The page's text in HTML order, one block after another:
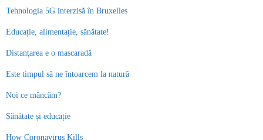
Tehnologia 5G interzisă în Bruxelles
Educație, alimentație, sănătate!
Distanţarea e o mascaradă
Este timpul să ne întoarcem la natură
Noi ce mâncăm?
Sănătate și educație
How Coronavirus Kills